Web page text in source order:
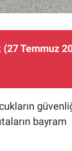
(27 Temmuz
bayram